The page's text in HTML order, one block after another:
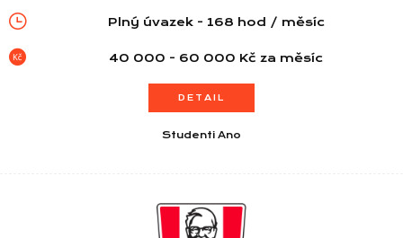
Plný úvazek - 168 hod / měsíc
40 000 - 60 000 Kč za měsíc
DETAIL
Studenti Ano